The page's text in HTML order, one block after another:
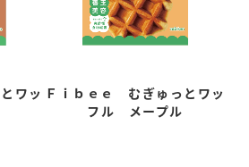
ワッ Ｆｉｂｅｅ むぎゅっとワッ
フル メープル